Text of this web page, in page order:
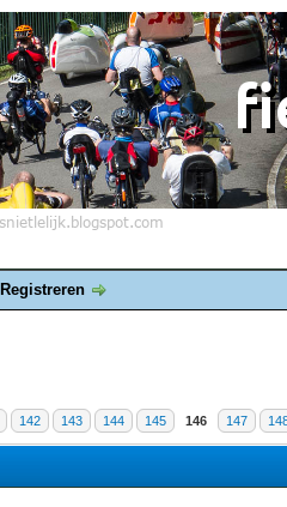
Registreren
142 143 144 145 146 147